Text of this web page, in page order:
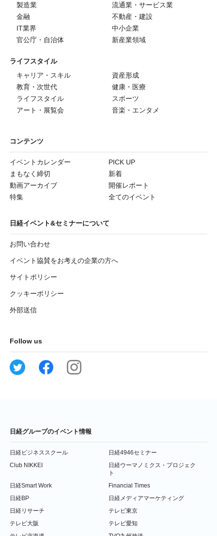
製造業
流通業・サービス業
金融
不動産・建設
IT業界
中小企業
官公庁・自治体
新産業領域
ライフスタイル
キャリア・スキル
資産形成
教育・次世代
健康・医療
ライフスタイル
スポーツ
アート・展覧会
音楽・エンタメ
コンテンツ
イベントカレンダー
PICK UP
まもなく締切
新着
動画アーカイブ
開催レポート
特集
全てのイベント
日経イベント&セミナーについて
お問い合わせ
イベント協賛をお考えの企業の方へ
サイトポリシー
クッキーポリシー
外部送信
Follow us
日経グループのイベント情報
日経ビジネススクール
日経4946セミナー
Club NIKKEI
日経ウーマノミクス・プロジェク
ト
日経Smart Work
Financial Times
日経BP
日経メディアマーケティング
日経リサーチ
テレビ東京
テレビ大阪
テレビ愛知